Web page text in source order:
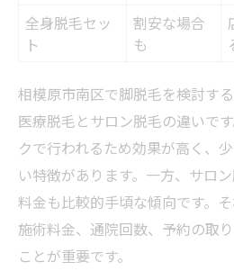
初心者が選びやすい施
脱毛機械ごとのメリッ
施術方法選びで失敗し
失敗しないための脚脱毛
サロン選びで重視すべ
カウンセリングの充実
脱毛料金体系の見方と
アクセスと通いやすさ
全身脱毛セッ
ト
割安な場合
も
相模原市南区で脚脱毛を検討す
医療脱毛とサロン脱毛の違いで
クで行われるため効果が高く、
い特徴があります。一方、サロ
料金も比較的手頃な傾向です。
施術料金、通院回数、予約の取
ことが重要です。